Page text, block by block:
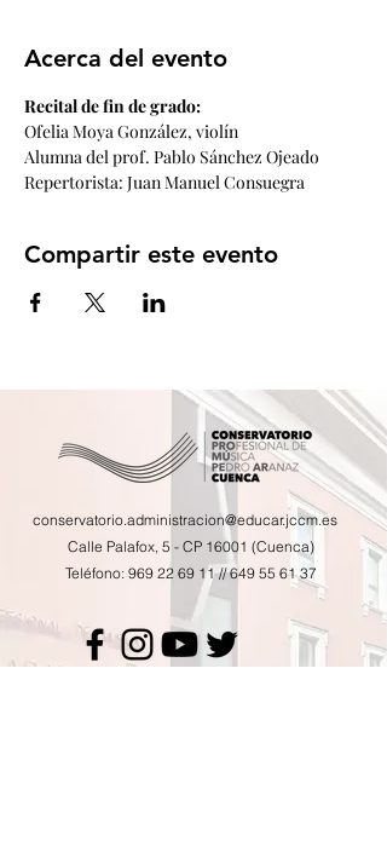
Acerca del evento
Recital de fin de grado:
Ofelia Moya González, violín
Alumna del prof. Pablo Sánchez Ojeado
Repertorista: Juan Manuel Consuegra
Compartir este evento
conservatorio.administracion@educar.jccm.es
Calle Palafox, 5 - CP 16001 (Cuenca)
Teléfono: 969 22 69 11//649 55 61 37